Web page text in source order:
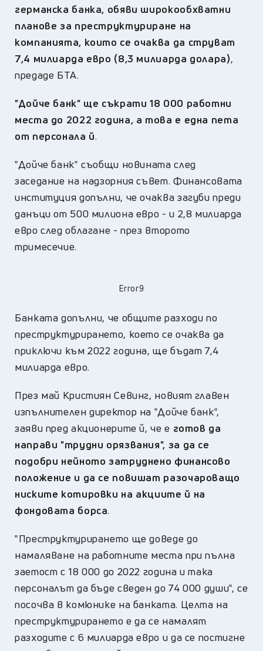
германска банка, обяви широкообхватни
планове за преструктуриране на
компанията, които се очаква да струват
7,4 милиарда евро (8,3 милиарда долара),
предаде БТА.
"Дойче банк" ще съкрати 18 000 работни
места до 2022 година, а това е една пета
от персонала й.
"Дойче банк" съобщи новината след
заседание на надзорния съвет. Финансовата
институция допълни, че очаква загуби преди
данъци от 500 милиона евро - и 2,8 милиарда
евро след облагане - през второто
тримесечие.
Error9
Банката допълни, че общите разходи по
преструктурирането, което се очаква да
приключи към 2022 година, ще бъдат 7,4
милиарда евро.
През май Кристиян Севинг, новият главен
изпълнителен директор на "Дойче банк",
заяви пред акционерите й, че е готов да
направи "трудни орязвания", за да се
подобри нейното затруднено финансово
положение и да се повишат разочароващо
ниските котировки на акциите й на
фондовата борса.
"Преструктурирането ще доведе до
намаляване на работните места при пълна
заетост с 18 000 до 2022 година и така
персоналът да бъде сведен до 74 000 души", се
посочва в комюнике на банката. Целта на
преструктурирането е да се намалят
разходите с 6 милиарда евро и да се постигне